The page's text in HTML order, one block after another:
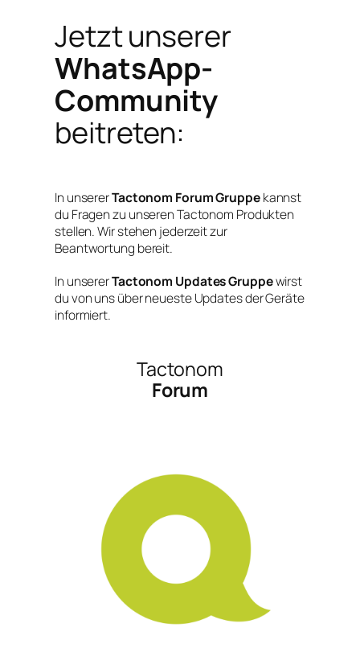
Jetzt unserer
WhatsApp-
Community
beitreten:
In unsererTactonom Forum Gruppekannst
du Fragen zu unseren Tactonom Produkten
stellen. Wir stehen jederzeit zur
Beantwortung bereit.
In unsererTactonom Updates Gruppewirst
du von uns über neueste Updates der Geräte
informiert.
Tactonom
Forum